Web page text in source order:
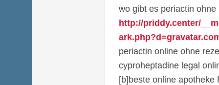
wo gibt es periactin ohne
http://priddy.center/
periactin online ohne
cyproheptadine legal
[b]beste online apotheke